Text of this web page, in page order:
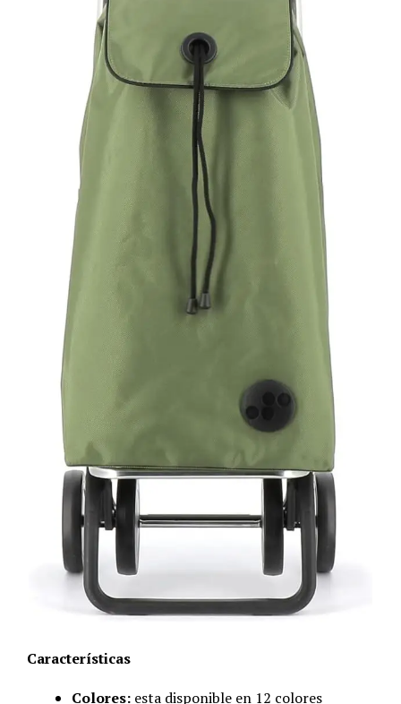
Características
Colores: esta disponible en 12 colores